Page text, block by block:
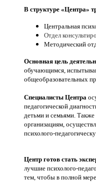
В структуре «Центра»
Центральная
Отдел
Методический
Основная цель
обучающимся,
общеобразовательных
Специалисты Центра
педагогической
детьми и семьями.
организациям,
психолого-
Центр готов стать
лучшие психолого-
тем, чтобы в полной